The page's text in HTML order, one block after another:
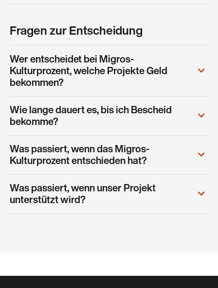
Fragen zur Entscheidung
Wer entscheidet bei Migros-
Kulturprozent, welche Projekte Geld
bekommen?
Wie lange dauert es, bis ich Bescheid
bekomme?
Was passiert, wenn das Migros-
Kulturprozent entschieden hat?
Was passiert, wenn unser Projekt
unterstützt wird?